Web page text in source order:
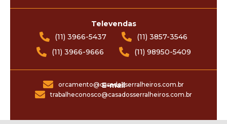
Televendas
(11) 3966-5437
(11) 3857-3546
(11) 3966-9666
(11) 98950-5409
E-mail
orcamento@casadosserralheiros.com.br
trabalheconosco@casadosserralheiros.com.br